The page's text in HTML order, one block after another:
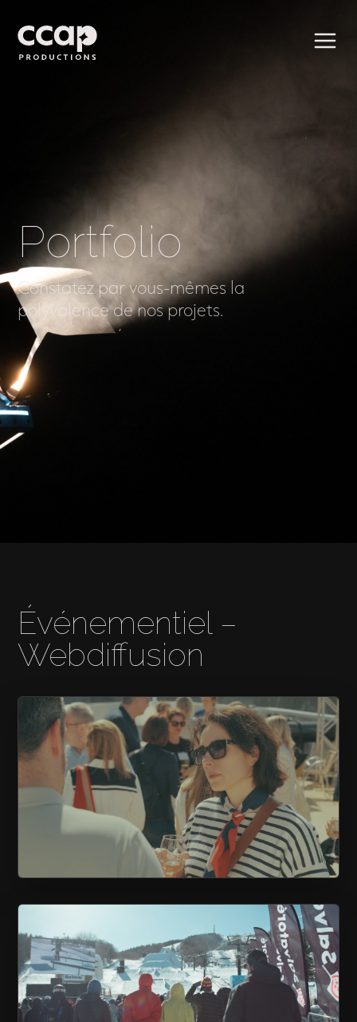
Portfolio
Constatez par vous-mêmes la
polyvalence de nos projets.
Événementiel –
Webdiffusion
UNE CROISIÈRE AVEC LES AFFAIRES